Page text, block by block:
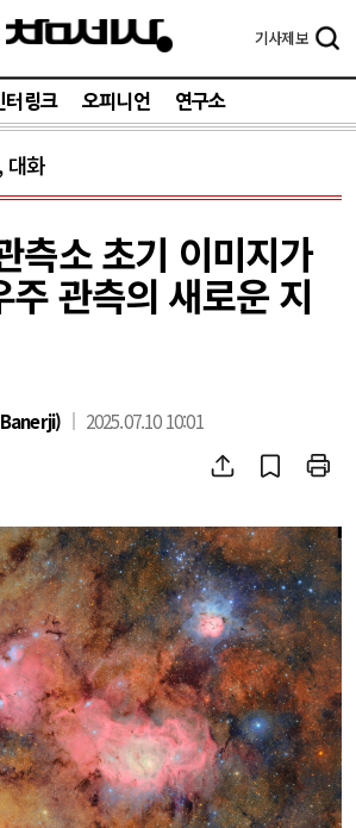
기사제보
터링크 오피니언 연구소
대화
측소 초기 이미지가
주 관측의 새로운 지
2025.07.10 10:01